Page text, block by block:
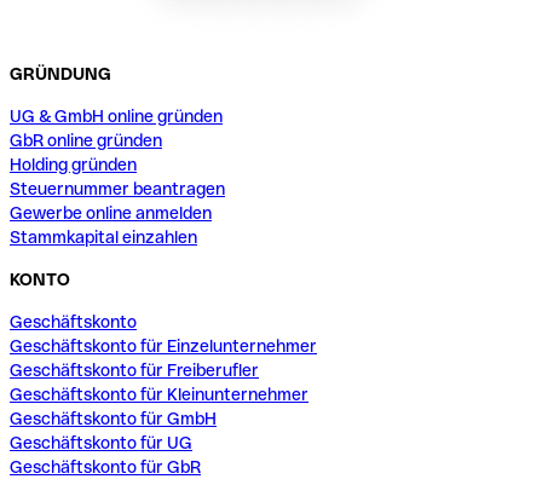
GRÜNDUNG
UG & GmbH online gründen
GbR online gründen
Holding gründen
Steuernummer beantragen
Gewerbe online anmelden
Stammkapital einzahlen
KONTO
Geschäftskonto
Geschäftskonto für Einzelunternehmer
Geschäftskonto für Freiberufler
Geschäftskonto für Kleinunternehmer
Geschäftskonto für GmbH
Geschäftskonto für UG
Geschäftskonto für GbR